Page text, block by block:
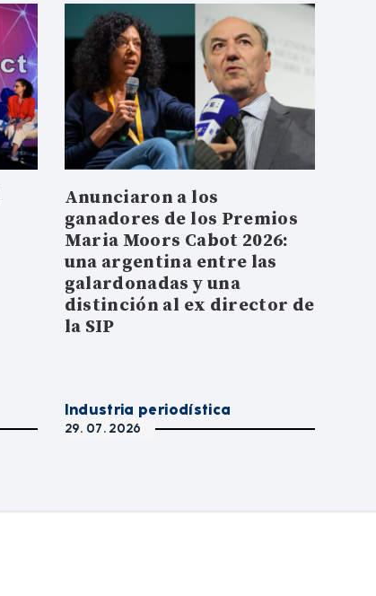
Anunciaron a los
ganadores de los Premios
Maria Moors Cabot 2026:
una argentina entre las
galardonadas y una
distinción al ex director de
la SIP
Industria periodística
29. 07. 2026